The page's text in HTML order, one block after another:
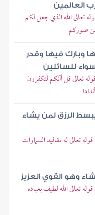
العالمين
تعالى الله الذي جعل لكم
صوركم
وبارك فيها وقدر
للسائلين
تعالى قل أأنكم لتكفرون
الرزق لمن يشاء
تعالى له مقاليد السماوات
وهو القوي العزيز
تعالى الله لطيف بعباده